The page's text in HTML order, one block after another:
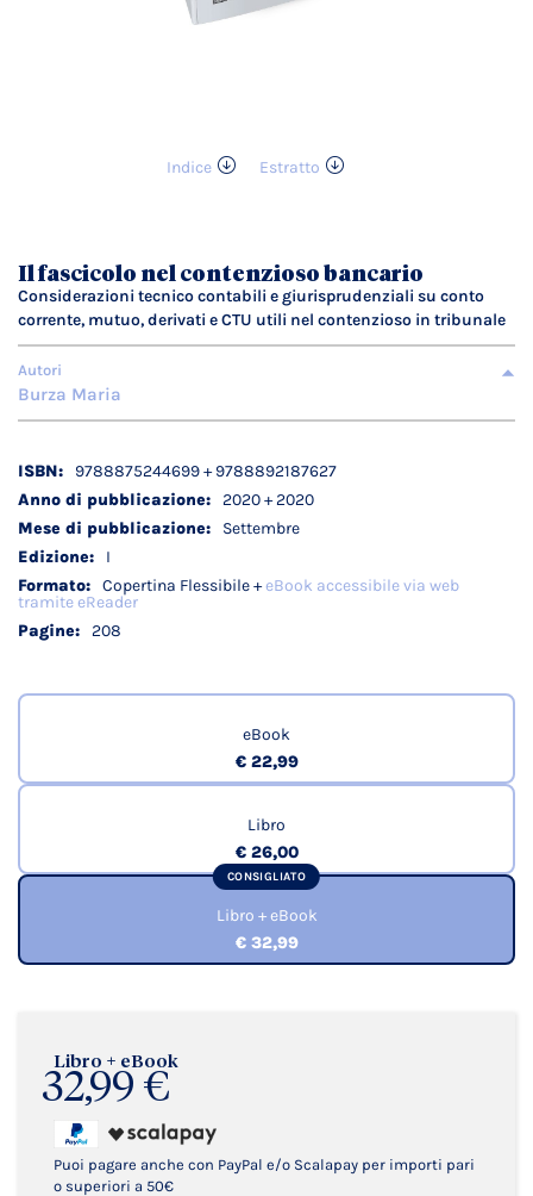
Indice
Estratto
galleria
di
immagini
Libro + eBook
32,99 €
Puoi pagare anche con PayPal e/o Scalapay per importi pari
o superiori a 50€
Il fascicolo nel contenzioso bancario
Considerazioni tecnico contabili e giurisprudenziali su conto
corrente, mutuo, derivati e CTU utili nel contenzioso in tribunale
Autori
Burza Maria
Dettagli
tecnici
9788875244699 + 9788892187627
2020 + 2020
Settembre
I
Copertina Flessibile +eBook accessibile via web
tramite eReader
208
eBook
€ 22,99
Libro
€ 26,00
CONSIGLIATO
Libro + eBook
€ 32,99